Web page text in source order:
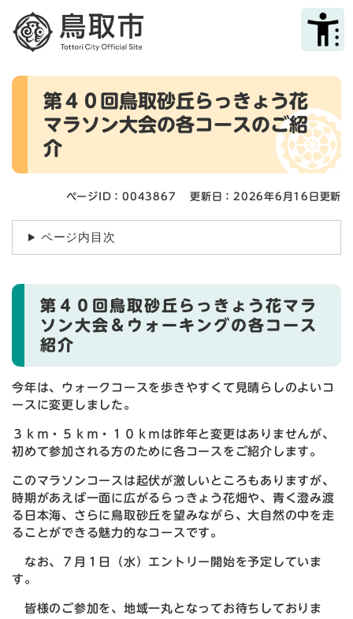
メニューを飛ばして本文へ
本
第４０回鳥取砂丘らっきょう花
マラソン大会の各コースのご紹
介
ページID：0043867 更新日：2026年6月16日更新
ページ内目次
第４０回鳥取砂丘らっきょう花マラ
ソン大会＆ウォーキングの各コース
紹介
今年は、ウォークコースを歩きやすくて見晴らしのよいコ
ースに変更しました。
３ｋｍ・５ｋｍ・１０ｋｍは昨年と変更はありませんが、
初めて参加される方のために各コースをご紹介します。
このマラソンコースは起伏が激しいところもありますが、
時期があえば一面に広がるらっきょう花畑や、青く澄み渡
る日本海、さらに鳥取砂丘を望みながら、大自然の中を走
ることができる魅力的なコースです。
なお、７月１日（水）エントリー開始を予定していま
す。
皆様のご参加を、地域一丸となってお待ちしておりま